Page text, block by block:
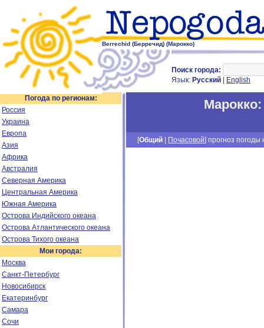
Berrechid (Берречид) (Марокко)
Поиск города:
Язык: Русский English
Погода по регионам:
Россия
Украина
Европа
Азия
Африка
Австралия
Северная Америка
Центральная Америка
Южная Америка
Острова Индийского океана
Острова Атлантического океана
Острова Тихого океана
Мои города:
Москва
Санкт-Петербург
Новосибирск
Екатеринбург
Самара
Сочи
Марокко
[Общий Почасовой] прогноз погоды